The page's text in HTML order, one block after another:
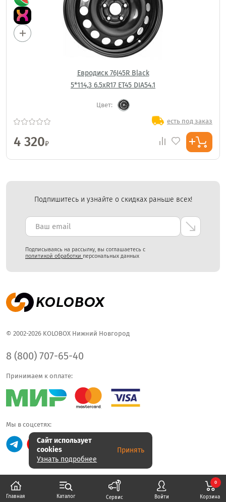
Евродиск 76J45R Black
5*114,3 6.5xR17 ET45 DIA54.1
Цвет:
есть под заказ
4 320₽
Подпишитесь и узнайте о скидках раньше всех!
Подписываясь на рассылку, вы соглашаетесь с
политикой обработки персональных данных
© 2002-2026 KOLOBOX Нижний Новгород
8 (800) 707-65-40
Принимаем к оплате:
Мы в соцсетях:
Главная Каталог Сервис Войти
0
Корзина
Сайт использует
cookies
Узнать подробнее
Принять